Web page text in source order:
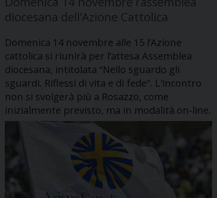
diocesana dell’Azione Cattolica
Domenica 14 novembre alle 15 l’Azione
cattolica si riunirà per l’attesa Assemblea
diocesana, intitolata “Nello sguardo gli
sguardi. Riflessi di vita e di fede”. L'incontro
non si svolgerà più a Rosazzo, come
inizialmente previsto, ma in modalità on-line.